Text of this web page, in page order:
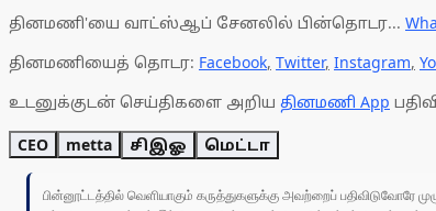
தினமணி'யை வாட்ஸ்ஆப் சேனலில் பின்தொடர...
தினமணியைத் தொடர: Facebook, Twitter, Instagram,
உடனுக்குடன் செய்திகளை அறிய தினமணி App
CEO metta சிஇஓ மெட்டா
பின்னூட்டத்தில் வெளியாகும் கருத்துகளுக்கு அவற்றைப் பதிவிடுவோரே